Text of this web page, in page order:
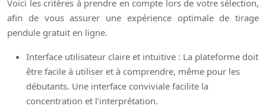
Voici les critères à prendre en compte lors de votre sélection,
afin de vous assurer une expérience optimale de tirage
pendule gratuit en ligne.
Interface utilisateur claire et intuitive : La plateforme doit
être facile à utiliser et à comprendre, même pour les
débutants. Une interface conviviale facilite la
concentration et l’interprétation.